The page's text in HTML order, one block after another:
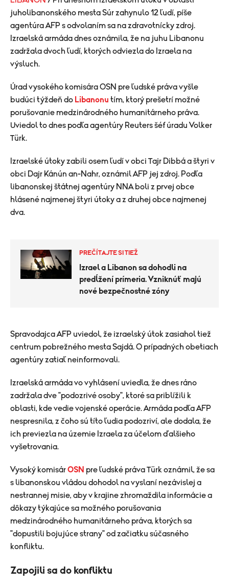
juholibanonského mesta Súr zahynulo 12 ľudí, píše
agentúra AFP s odvolaním sa na zdravotnícky zdroj.
Izraelská armáda dnes oznámila, že na juhu Libanonu
zadržala dvoch ľudí, ktorých odviezla do Izraela na
výsluch.
Úrad vysokého komisára OSN pre ľudské práva vyšle
budúci týždeň do Libanonu tím, ktorý prešetrí možné
porušovanie medzinárodného humanitárneho práva.
Uviedol to dnes podľa agentúry Reuters šéf úradu Volker
Türk.
Izraelské útoky zabili osem ľudí v obci Tajr Dibbá a štyri v
obci Dajr Kánún an-Nahr, oznámil AFP jej zdroj. Podľa
libanonskej štátnej agentúry NNA boli z prvej obce
hlásené najmenej štyri útoky a z druhej obce najmenej
dva.
PREČÍTAJTE SI TIEŽ
Izrael a Libanon sa dohodli na
predĺžení prímeria. Vzniknúť majú
nové bezpečnostné zóny
Spravodajca AFP uviedol, že izraelský útok zasiahol tiež
centrum pobrežného mesta Sajdá. O prípadných obetiach
agentúry zatiaľ neinformovali.
Izraelská armáda vo vyhlásení uviedla, že dnes ráno
zadržala dve "podozrivé osoby", ktoré sa priblížili k
oblasti, kde vedie vojenské operácie. Armáda podľa AFP
nespresnila, z čoho sú títo ľudia podozriví, ale dodala, že
ich previezla na územie Izraela za účelom ďalšieho
vyšetrovania.
Vysoký komisárOSN pre ľudské práva Türk oznámil, že sa
s libanonskou vládou dohodol na vyslaní nezávislej a
nestrannej misie, aby v krajine zhromaždila informácie a
dôkazy týkajúce sa možného porušovania
medzinárodného humanitárneho práva, ktorých sa
"dopustili bojujúce strany" od začiatku súčasného
konfliktu.
Zapojili sa do konfliktu